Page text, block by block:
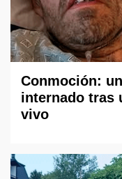
Conmoción:
internado tras
vivo